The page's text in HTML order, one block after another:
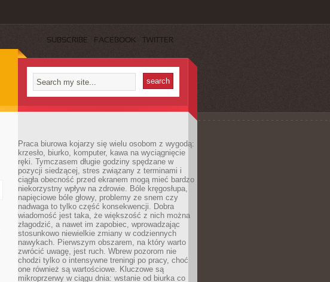
SUBSCRIBE FACEBOOK TWITTER
Praca biurowa kojarzy się wielu osobom z wygodą:
krzesło, biurko, komputer, kawa na wyciągnięcie
ręki. Tymczasem długie godziny spędzane w
pozycji siedzącej, stres związany z terminami i
ciągła obecność przed ekranem mogą mieć bardzo
niekorzystny wpływ na zdrowie. Bóle kręgosłupa,
napięciowe bóle głowy, problemy ze snem czy
nadwaga to tylko część konsekwencji. Dobra
wiadomość jest taka, że większość z nich można
złagodzić, a nawet im zapobiec, wprowadzając
stosunkowo niewielkie zmiany w codziennych
nawykach. Pierwszym obszarem, na który warto
zwrócić uwagę, jest ruch. Wbrew pozorom nie
chodzi tylko o intensywne treningi po pracy, choć
one również są wartościowe. Kluczowe są
mikroprzerwy w ciągu dnia: wstanie od biurka co